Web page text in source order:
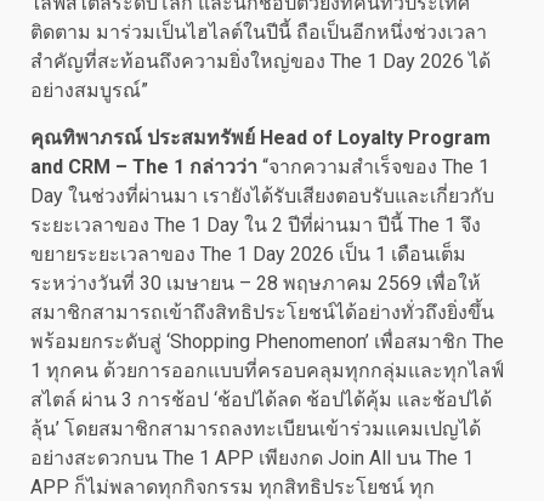
ติดตาม มาร่วมเป็นไฮไลต์ในปีนี้ ถือเป็นอีกหนึ่งช่วงเวลา
สำคัญที่สะท้อนถึงความยิ่งใหญ่ของ The 1 Day 2026 ได้
อย่างสมบูรณ์”
คุณทิพาภรณ์ ประสมทรัพย์ Head of Loyalty Program
and CRM – The 1 กล่าวว่า “จากความสำเร็จของ The 1
Day ในช่วงที่ผ่านมา เรายังได้รับเสียงตอบรับและเกี่ยวกับ
ระยะเวลาของ The 1 Day ใน 2 ปีที่ผ่านมา ปีนี้ The 1 จึง
ขยายระยะเวลาของ The 1 Day 2026 เป็น 1 เดือนเต็ม
ระหว่างวันที่ 30 เมษายน – 28 พฤษภาคม 2569 เพื่อให้
สมาชิกสามารถเข้าถึงสิทธิประโยชน์ได้อย่างทั่วถึงยิ่งขึ้น
พร้อมยกระดับสู่ ‘Shopping Phenomenon’ เพื่อสมาชิก The
1 ทุกคน ด้วยการออกแบบที่ครอบคลุมทุกกลุ่มและทุกไลฟ์
สไตล์ ผ่าน 3 การช้อป ‘ช้อปได้ลด ช้อปได้คุ้ม และช้อปได้
ลุ้น’ โดยสมาชิกสามารถลงทะเบียนเข้าร่วมแคมเปญได้
อย่างสะดวกบน The 1 APP เพียงกด Join All บน The 1
APP ก็ไม่พลาดทุกกิจกรรม ทุกสิทธิประโยชน์ ทุก